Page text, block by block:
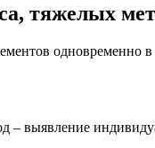
тяжелых
выявление